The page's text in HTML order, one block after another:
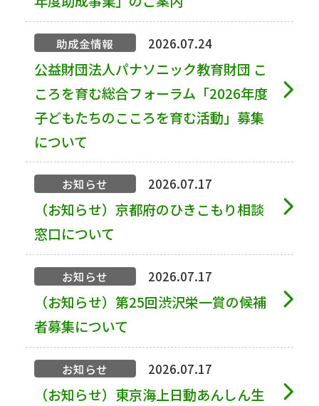
助成金情報 2026.07.24
公益財団法人パナソニック教育財団 こ
ころを育む総合フォーラム「2026年度
子どもたちのこころを育む活動」募集
について
お知らせ 2026.07.17
（お知らせ）京都府のひきこもり相談
窓口について
お知らせ 2026.07.17
（お知らせ）第25回渋沢栄一賞の候補
者募集について
お知らせ 2026.07.17
（お知らせ）東京海上日動あんしん生